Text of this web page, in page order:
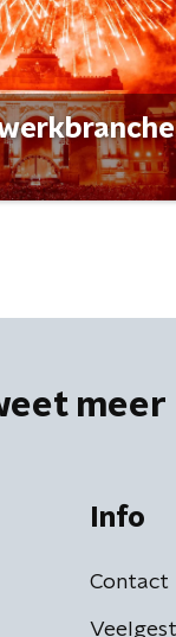
meer
Info
Contact